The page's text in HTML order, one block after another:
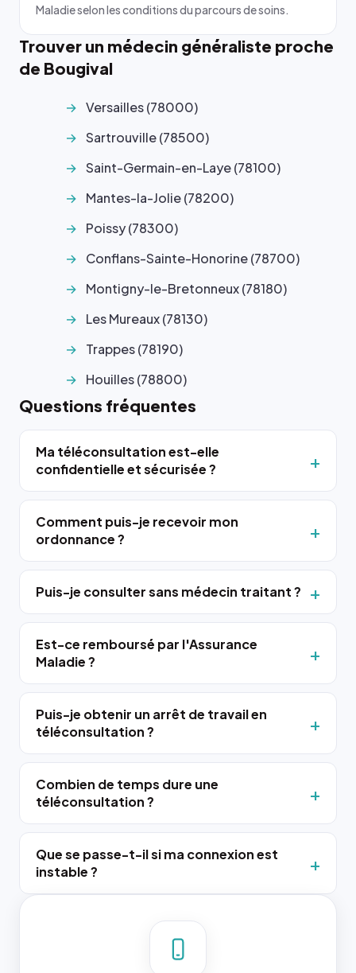
Maladie selon les conditions du parcours de soins.
Trouver un médecin généraliste proche
de Bougival
Versailles (78000)
Sartrouville (78500)
Saint-Germain-en-Laye (78100)
Mantes-la-Jolie (78200)
Poissy (78300)
Conflans-Sainte-Honorine (78700)
Montigny-le-Bretonneux (78180)
Les Mureaux (78130)
Trappes (78190)
Houilles (78800)
Questions fréquentes
Ma téléconsultation est-elle
confidentielle et sécurisée ?
Comment puis-je recevoir mon
ordonnance ?
Puis-je consulter sans médecin traitant ?
Est-ce remboursé par l'Assurance
Maladie ?
Puis-je obtenir un arrêt de travail en
téléconsultation ?
Combien de temps dure une
téléconsultation ?
Que se passe-t-il si ma connexion est
instable ?